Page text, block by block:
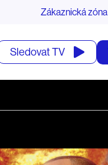
Zákaznická zóna
Sledovat TV